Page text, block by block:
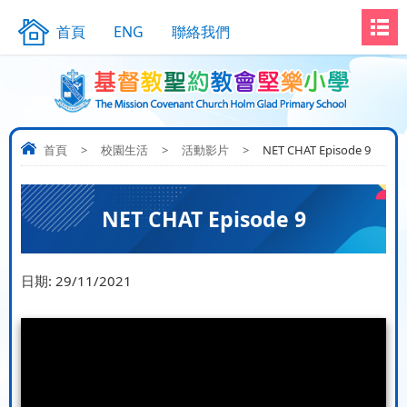
首頁 ENG 聯絡我們
首頁 > 校園生活 > 活動影片 > NET CHAT Episode 9
NET CHAT Episode 9
日期: 29/11/2021